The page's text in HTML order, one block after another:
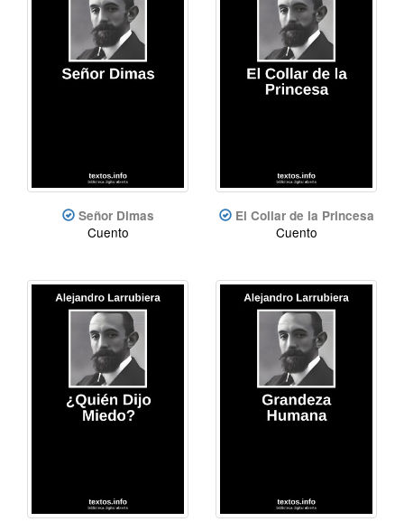
Señor Dimas
Cuento
El Collar de la Princesa
Cuento